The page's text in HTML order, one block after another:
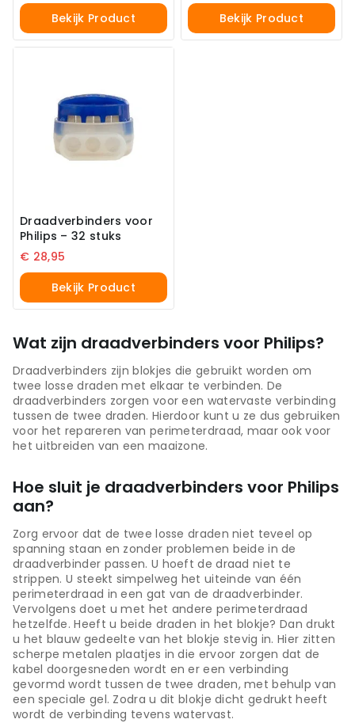
Bekijk Product
Bekijk Product
Draadverbinders voor
Philips – 32 stuks
€ 28,95
Bekijk Product
Wat zijn draadverbinders voor Philips?
Draadverbinders zijn blokjes die gebruikt worden om
twee losse draden met elkaar te verbinden. De
draadverbinders zorgen voor een watervaste verbinding
tussen de twee draden. Hierdoor kunt u ze dus gebruiken
voor het repareren van perimeterdraad, maar ook voor
het uitbreiden van een maaizone.
Hoe sluit je draadverbinders voor Philips
aan?
Zorg ervoor dat de twee losse draden niet teveel op
spanning staan en zonder problemen beide in de
draadverbinder passen. U hoeft de draad niet te
strippen. U steekt simpelweg het uiteinde van één
perimeterdraad in een gat van de draadverbinder.
Vervolgens doet u met het andere perimeterdraad
hetzelfde. Heeft u beide draden in het blokje? Dan drukt
u het blauw gedeelte van het blokje stevig in. Hier zitten
scherpe metalen plaatjes in die ervoor zorgen dat de
kabel doorgesneden wordt en er een verbinding
gevormd wordt tussen de twee draden, met behulp van
een speciale gel. Zodra u dit blokje dicht gedrukt heeft
wordt de verbinding tevens watervast.